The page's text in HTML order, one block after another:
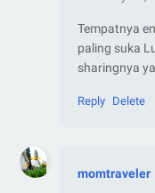
Tempatnya
paling suka
sharingnya
Reply Delete
momtraveler